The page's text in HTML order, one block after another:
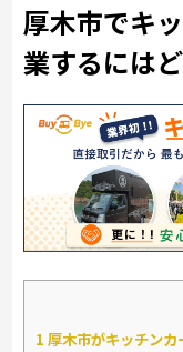
厚木市でキ
業するには
1 厚木市がキッチンカ